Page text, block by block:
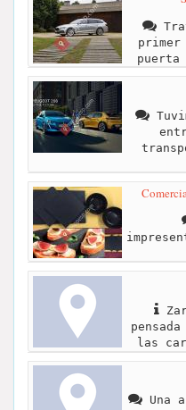
primer
las
Una